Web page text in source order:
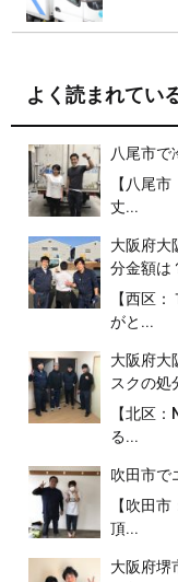
よく読まれてい
八尾市で
【八尾
丈...
大阪府大
分金額は
【西区
がと...
大阪府大
スクの処
【北区
る...
吹田市で
【吹田
頂...
大阪府堺